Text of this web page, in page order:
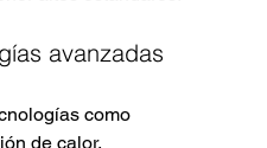
avanzadas
como
de calor,